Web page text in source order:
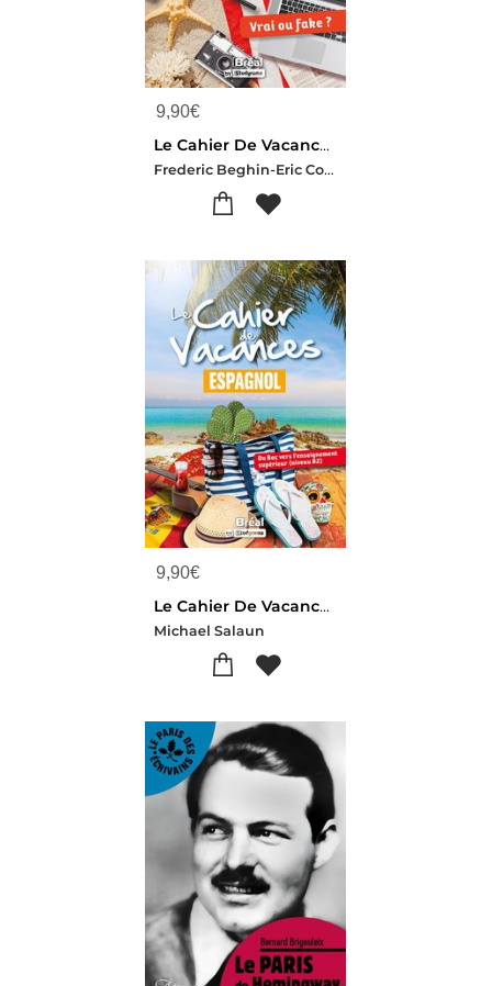
9,90€
Le Cahier De Vacances Pour Developper Son Esprit Critique : Vrai Ou Fake
Frederic Beghin-Eric Cobast
9,90€
Le Cahier De Vacances : Espagnol : Du Bac Vers L'enseignement Superieur (niveau B2)
Michael Salaun